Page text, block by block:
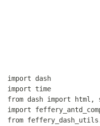
import dash
import time
from dash import html,
import
from